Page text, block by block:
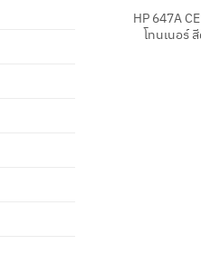
HP 647A
โทนเนอร์